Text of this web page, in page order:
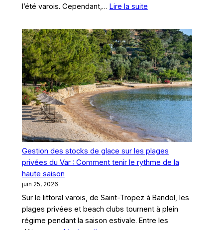
l’été varois. Cependant,… Lire la suite:
Party
et
fêtes
en
villa
dans
le
Var
:
Comment
ne
jamais
manquer
sous
le
soleil
Gestion des stocks de glace sur les plages
privées du Var : Comment tenir le rythme de la
haute saison
juin 25, 2026
Sur le littoral varois, de Saint-Tropez à Bandol, les
plages privées et beach clubs tournent à plein
régime pendant la saison estivale. Entre les